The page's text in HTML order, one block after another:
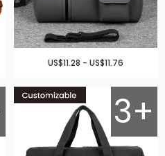
US$11.28 - US$11.76
3+